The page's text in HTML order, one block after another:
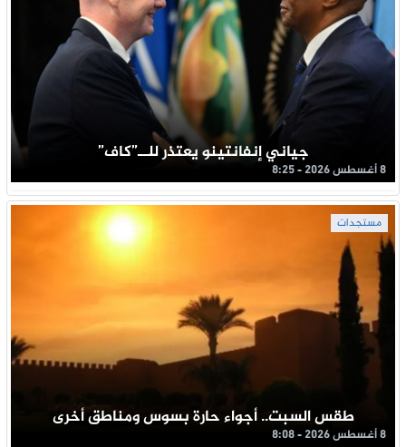
جياني إنفانتينو يعتذر للــ”كاف”
8 أغسطس 2026 - 8:25
مستجدات
طقس السبت.. أجواء حارة بسوس ومناطق أخرى
8 أغسطس 2026 - 8:08